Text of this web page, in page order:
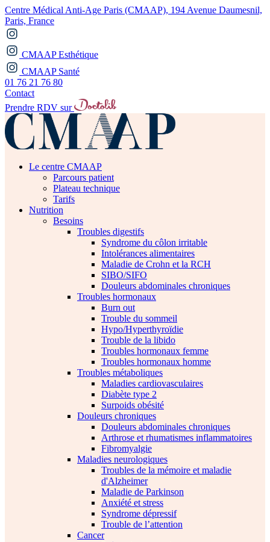
Centre Médical Anti-Age Paris (CMAAP), 194 Avenue Daumesnil,
Paris, France
CMAAP Esthétique
CMAAP Santé
01 76 21 76 80
Contact
Prendre RDV sur
Le centre CMAAP
Parcours patient
Plateau technique
Tarifs
Nutrition
Besoins
Troubles digestifs
Syndrome du côlon irritable
Intolérances alimentaires
Maladie de Crohn et la RCH
SIBO/SIFO
Douleurs abdominales chroniques
Troubles hormonaux
Burn out
Trouble du sommeil
Hypo/Hyperthyroïdie
Trouble de la libido
Troubles hormonaux femme
Troubles hormonaux homme
Troubles métaboliques
Maladies cardiovasculaires
Diabète type 2
Surpoids obésité
Douleurs chroniques
Douleurs abdominales chroniques
Arthrose et rhumatismes inflammatoires
Fibromyalgie
Maladies neurologiques
Troubles de la mémoire et maladie
d'Alzheimer
Maladie de Parkinson
Anxiété et stress
Syndrome dépressif
Trouble de l’attention
Cancer